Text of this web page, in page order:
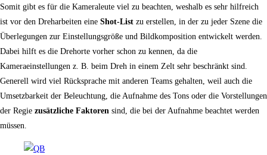
Somit gibt es für die Kameraleute viel zu beachten, weshalb es sehr hilfreich
ist vor den Dreharbeiten eine Shot-List zu erstellen, in der zu jeder Szene die
Überlegungen zur Einstellungsgröße und Bildkomposition entwickelt werden.
Dabei hilft es die Drehorte vorher schon zu kennen, da die
Kameraeinstellungen z. B. beim Dreh in einem Zelt sehr beschränkt sind.
Generell wird viel Rücksprache mit anderen Teams gehalten, weil auch die
Umsetzbarkeit der Beleuchtung, die Aufnahme des Tons oder die Vorstellungen
der Regie zusätzliche Faktoren sind, die bei der Aufnahme beachtet werden
müssen.